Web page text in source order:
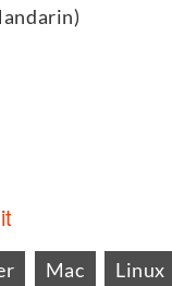
Mac Linux